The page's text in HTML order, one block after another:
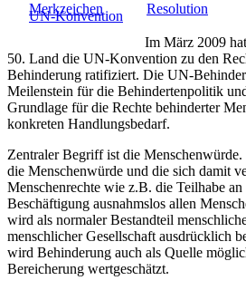
UN-Konvention
Merkzeichen Resolution
Im März 2009
50. Land die UN-Konvention zu den
Behinderung ratifiziert. Die UN-
Meilenstein für die Behindertenpolitik
Grundlage für die Rechte behinderter
konkreten Handlungsbedarf.
Zentraler Begriff ist die
die Menschenwürde und die sich damit
Menschenrechte wie z.B. die Teilhabe
Beschäftigung ausnahmslos allen
wird als normaler Bestandteil
menschlicher Gesellschaft ausdrücklich
wird Behinderung auch als Quelle
Bereicherung wertgeschätzt.